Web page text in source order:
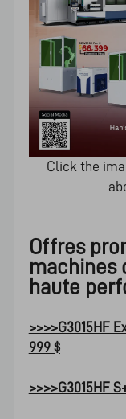
Click the
Offres
machines
haute
>>>>G3015HF
999 $
>>>>G3015HF